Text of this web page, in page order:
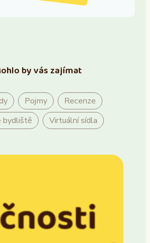
by vás zajímat
Pojmy
Recenze
bydliště
Virtuální sídla